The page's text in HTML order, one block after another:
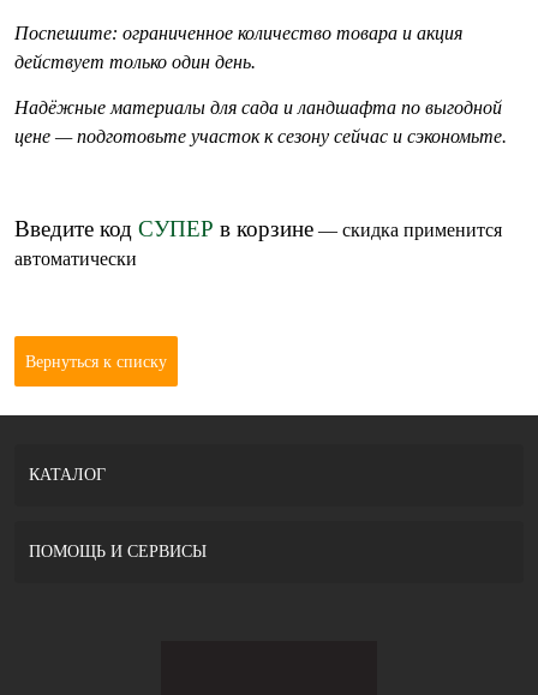
Поспешите: ограниченное количество товара и акция
действует только один день.
Надёжные материалы для сада и ландшафта по выгодной
цене — подготовьте участок к сезону сейчас и сэкономьте.
Введите код СУПЕР в корзине — скидка применится
автоматически
Вернуться к списку
КАТАЛОГ
ПОМОЩЬ И СЕРВИСЫ